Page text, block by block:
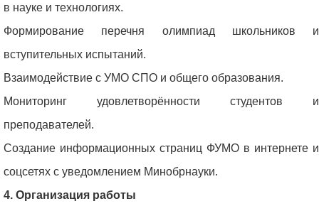
в науке и технологиях.
Формирование перечня олимпиад школьников и
вступительных испытаний.
Взаимодействие с УМО СПО и общего образования.
Мониторинг удовлетворённости студентов и
преподавателей.
Создание информационных страниц ФУМО в интернете и
соцсетях с уведомлением Минобрнауки.
4. Организация работы